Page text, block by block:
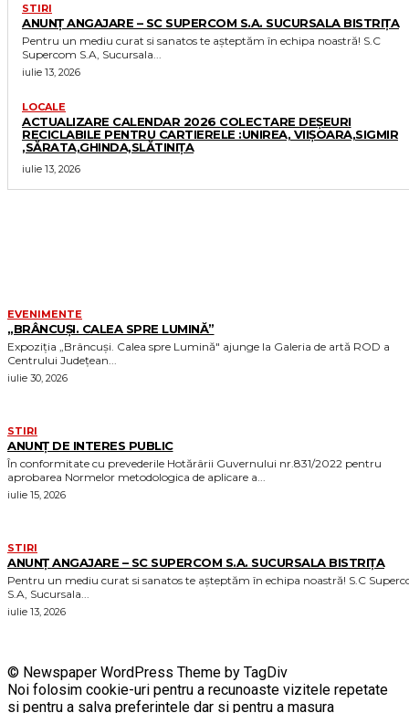
STIRI
ANUNȚ ANGAJARE – SC SUPERCOM S.A. SUCURSALA BISTRIȚA
Pentru un mediu curat si sanatos te așteptăm în echipa noastră! S.C
Supercom S.A, Sucursala...
iulie 13, 2026
LOCALE
ACTUALIZARE CALENDAR 2026 COLECTARE DEȘEURI
RECICLABILE PENTRU CARTIERELE :UNIREA, VIIȘOARA,SIGMIR
,SĂRATA,GHINDA,SLĂTINIȚA
iulie 13, 2026
EVENIMENTE
„BRÂNCUȘI. CALEA SPRE LUMINĂ”
Expoziția „Brâncuși. Calea spre Lumină" ajunge la Galeria de artă ROD a
Centrului Județean...
iulie 30, 2026
STIRI
ANUNȚ DE INTERES PUBLIC
În conformitate cu prevederile Hotărârii Guvernului nr.831/2022 pentru
aprobarea Normelor metodologica de aplicare a...
iulie 15, 2026
STIRI
ANUNȚ ANGAJARE – SC SUPERCOM S.A. SUCURSALA BISTRIȚA
Pentru un mediu curat si sanatos te așteptăm în echipa noastră! S.C Supercom
S.A, Sucursala...
iulie 13, 2026
© Newspaper WordPress Theme by TagDiv
Noi folosim cookie-uri pentru a recunoaste vizitele repetate
si pentru a salva preferintele dar si pentru a masura